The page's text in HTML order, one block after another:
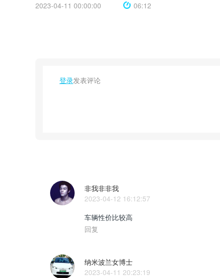
2023-04-11 00:00:00 06:12
登录发表评论
非我非非我
2023-04-12 16:12:57
车辆性价比较高
回复
纳米波兰女博士
2023-04-11 20:23:19